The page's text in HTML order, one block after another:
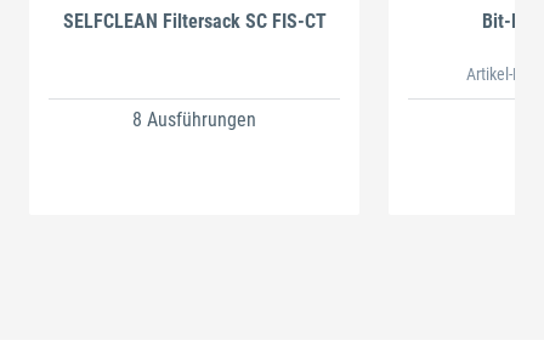
SELFCLEAN Filtersack SC FIS-CT
8 Ausführungen
Bit-
Artikel-Nr.